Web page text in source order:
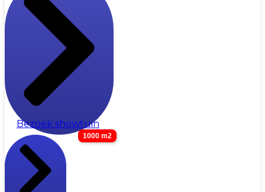
Bezoek showtuin
1000 m2